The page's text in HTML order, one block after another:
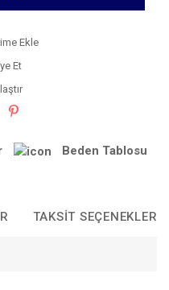
Et
Beden Tablosu
TAKSIT SEÇENEKLERI